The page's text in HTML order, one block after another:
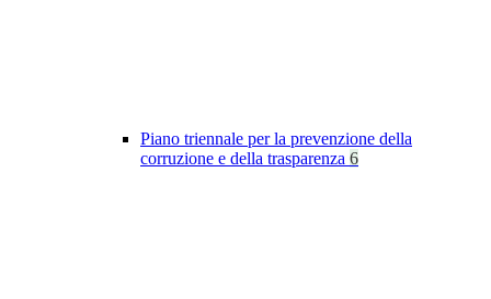
Piano triennale per la prevenzione della
corruzione e della trasparenza 6